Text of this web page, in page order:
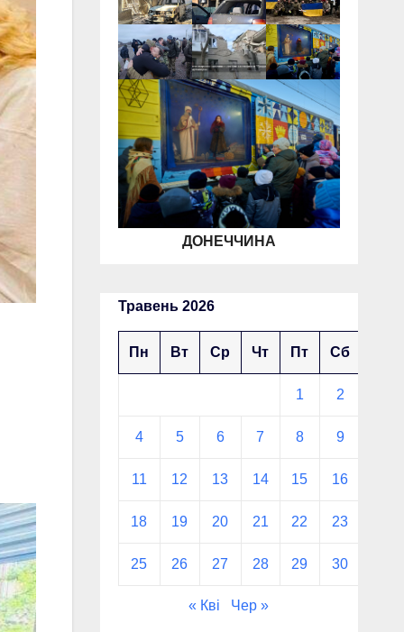
ДОНЕЧЧИНА
Травень 2026
Пн Вт Ср Чт Пт Сб
1 2
4 5 6 7 8 9
11 12 13 14 15 16
18 19 20 21 22 23
25 26 27 28 29 30
« Кві Чер »